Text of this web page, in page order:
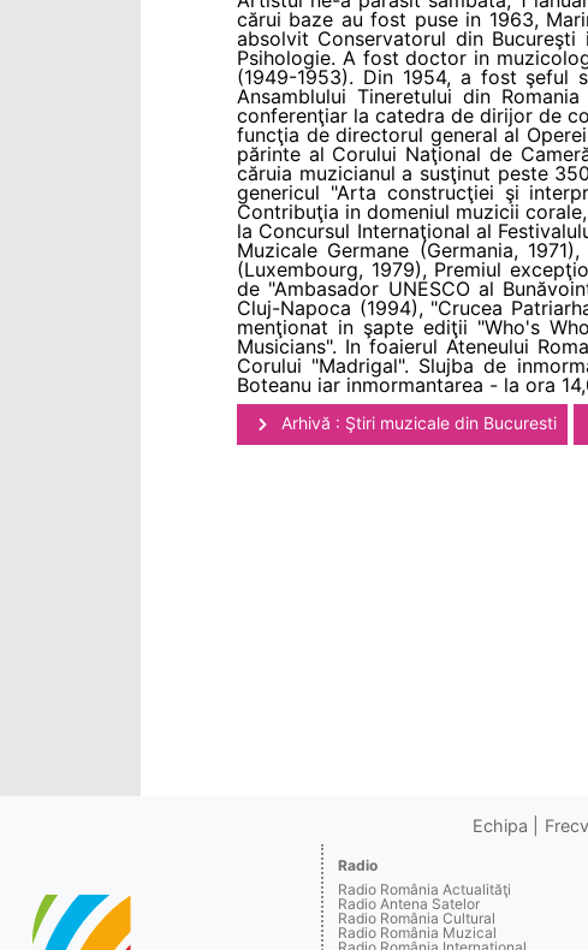
cărui baze au fost puse in 1963,
absolvit Conservatorul din
Psihologie. A fost doctor in
(1949-1953). Din 1954, a fost şeful
Ansamblului Tineretului din
conferenţiar la catedra de dirijor de
funcţia de directorul general al
părinte al Corului Naţional de
căruia muzicianul a susţinut peste
genericul "Arta construcţiei şi
Contribuţia in domeniul muzicii
la Concursul Internaţional al
Muzicale Germane (Germania,
(Luxembourg, 1979), Premiul
de "Ambasador UNESCO al
Cluj-Napoca (1994), "Crucea
menţionat in şapte ediţii "Who's
Musicians". In foaierul Ateneului
Corului "Madrigal". Slujba de
Boteanu iar inmormantarea - la ora
Arhivă : Ştiri muzicale din Bucuresti
Echipa
Radio
Radio România Actualităţi
Radio Antena Satelor
Radio România Cultural
Radio România Muzical